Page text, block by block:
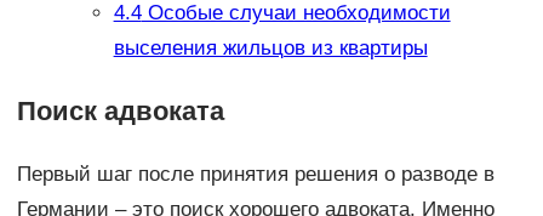
4.4Особые случаи необходимости
выселения жильцов из квартиры
Поиск адвоката
Первый шаг после принятия решения о разводе в
Германии – это поиск хорошего адвоката. Именно